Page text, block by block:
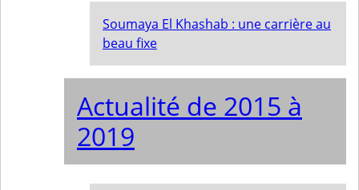
Soumaya El Khashab : une carrière au
beau fixe
Actualité de 2015 à
2019